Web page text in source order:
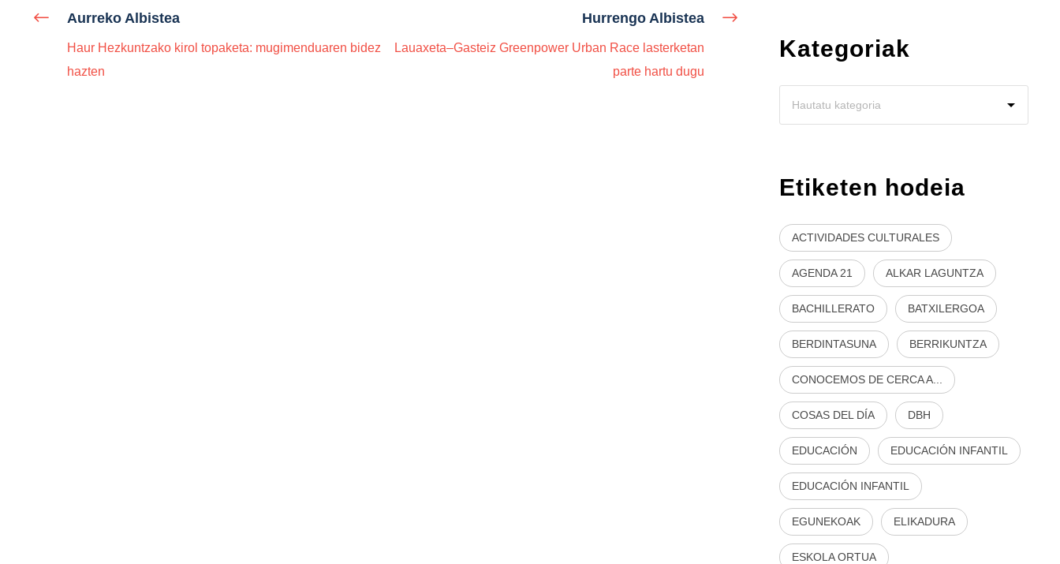
Aurreko Albistea
Haur Hezkuntzako kirol topaketa: mugimenduaren bidez
hazten
Hurrengo Albistea
Lauaxeta–Gasteiz Greenpower Urban Race lasterketan
parte hartu dugu
Kategoriak
Etiketen hodeia
ACTIVIDADES CULTURALES
AGENDA 21 ALKAR LAGUNTZA
BACHILLERATO BATXILERGOA
BERDINTASUNA BERRIKUNTZA
CONOCEMOS DE CERCA A...
COSAS DEL DÍA DBH
EDUCACIÓN EDUCACIÓN INFANTIL
EDUCACIÓN INFANTIL
EGUNEKOAK ELIKADURA
ESKOLA ORTUA